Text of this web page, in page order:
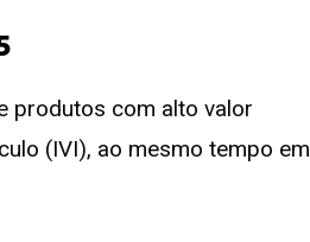
produtos com alto valor
(IVI), ao mesmo tempo em